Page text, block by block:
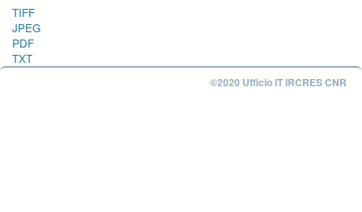
TIFF
JPEG
PDF
TXT
©2020 Ufficio IT IRCRES CNR